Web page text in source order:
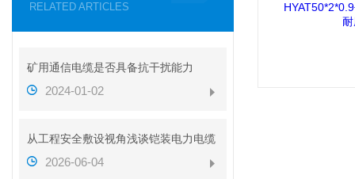
RELATED ARTICLES
矿用通信电缆是否具备抗干扰能力
2024-01-02
从工程安全敷设视角浅谈铠装电力电缆
2026-06-04